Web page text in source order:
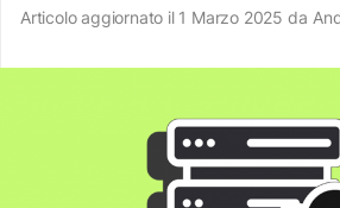
Articolo aggiornato il 1 Marzo 2025 da